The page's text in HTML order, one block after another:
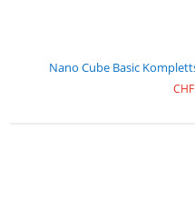
Nano Cube Basic
CHF